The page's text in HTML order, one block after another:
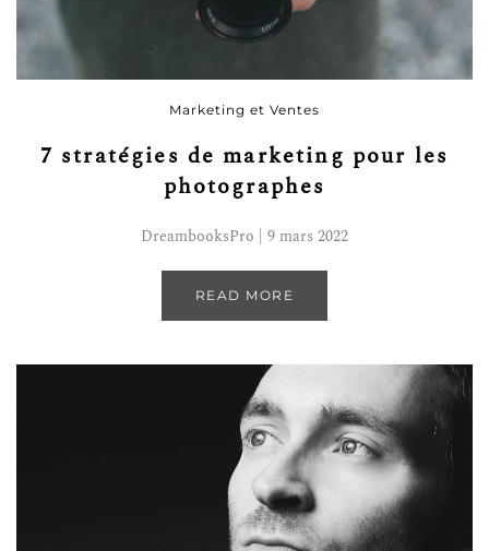
Marketing et Ventes
7 stratégies de marketing pour les
photographes
DreambooksPro | 9 mars 2022
READ MORE